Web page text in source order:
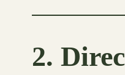
2.